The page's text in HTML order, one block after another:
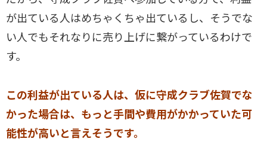
が出ている人はめちゃくちゃ出ているし、そうでな
い人でもそれなりに売り上げに繋がっているわけで
す。
この利益が出ている人は、仮に守成クラブ佐賀でな
かった場合は、もっと手間や費用がかかっていた可
能性が高いと言えそうです。